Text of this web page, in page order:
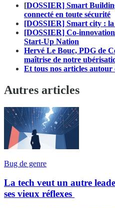
[DOSSIER] Smart
connecté en toute sécurité
[DOSSIER] Smart city :
[DOSSIER] Co-
Start-Up Nation
Hervé Le Bouc, PDG de
maîtrise de notre
Et tous nos articles
Autres articles
Bug de genre
La tech veut un autre
ses vieux réflexes